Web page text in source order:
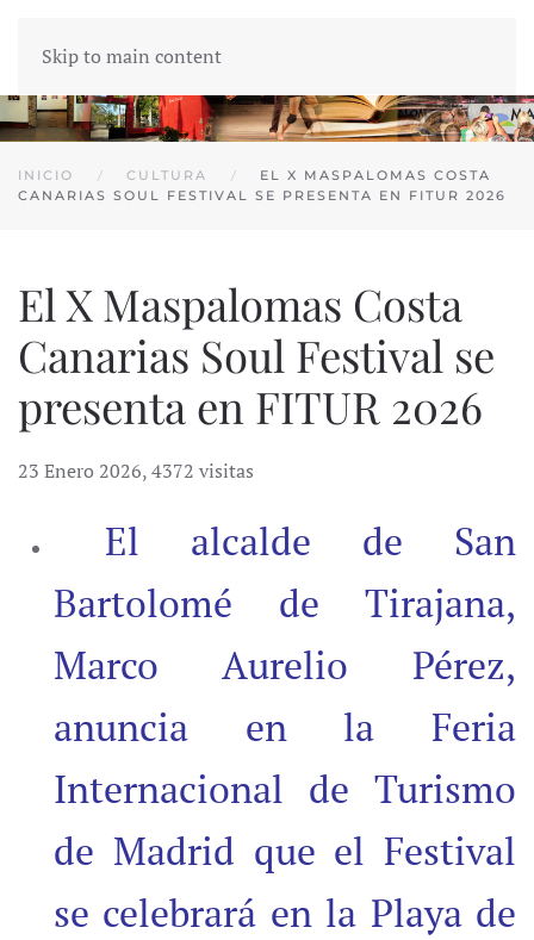
Skip to main content
INICIO CULTURA
EL X MASPALOMAS COSTA
CANARIAS SOUL FESTIVAL SE PRESENTA EN FITUR 2026
El X Maspalomas Costa
Canarias Soul Festival se
presenta en FITUR 2026
23 Enero 2026,4372 visitas
El alcalde de San
Bartolomé de Tirajana,
Marco Aurelio Pérez,
anuncia en la Feria
Internacional de Turismo
de Madrid que el Festival
se celebrará en la Playa de